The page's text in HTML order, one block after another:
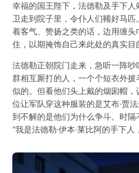
幸福的国王陛下，法德勒及手下
卫走到院子里，令仆人们鞴好马
着客气、赞扬之类的话，边用缠
住，以期掩饰自己来此处的真实目
法德勒正朝院门走来，急听一阵
群相互厮打的人，一个个短衣外
似的。但看他们头上戴的烟囱帽
位让军队穿这种服装的是艾布·贾
到不解的是他们为什么争斗。时隔
“我是法德勒·伊本·莱比阿的手下